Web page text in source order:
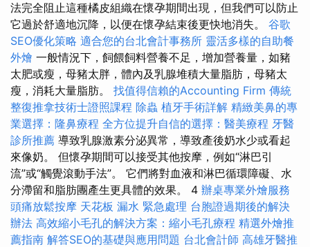
法完全阻止這種橘皮組織在懷孕期間出現，但我們可以防止
它過於舒適地沉降，以便在懷孕結束後更快地消失。 谷歌
SEO優化策略 適合您的台北會計事務所 靈活多樣的自助餐
外燴 一般情況下，飼餵飼料營養不足，增加營養量，如豬
太肥或瘦，母豬太胖，體內及乳腺堆積大量脂肪，母豬太
瘦，消耗大量脂肪。 找值得信賴的Accounting Firm 傳統
整復推拿技術士證照課程 除蟲 植牙手術詳解 精緻美鼻的專
業選擇：隆鼻療程 全方位提升自信的選擇：醫美療程 牙醫
診所推薦 導致乳腺激素分泌異常，導致產後奶水少或看起
來像奶。 但懷孕期間可以接受其他按摩，例如“淋巴引
流”或“觸覺滾動手法”。 它們將對血液和淋巴循環障礙、水
分滯留和脂肪團產生更具體的效果。 4 辦桌專業外燴服務
頭痛放鬆按摩 天花板 漏水 緊急處理 台胞證過期後的解決
辦法 高效縮小毛孔的解決方案：縮小毛孔療程 精選外燴推
薦指南 解答SEO的基礎與應用問題 台北會計師 高雄牙醫推